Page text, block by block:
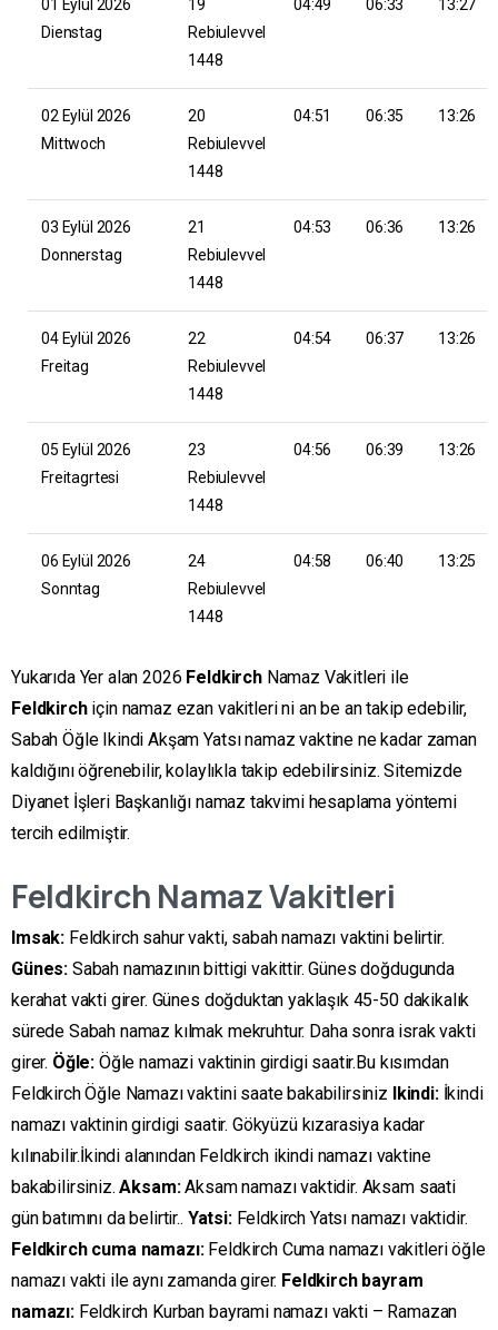
01 Eylül 2026
Dienstag
19
Rebiulevvel
1448
04:49 06:33 13:27
02 Eylül 2026
Mittwoch
20
Rebiulevvel
1448
04:51 06:35 13:26
03 Eylül 2026
Donnerstag
21
Rebiulevvel
1448
04:53 06:36 13:26
04 Eylül 2026
Freitag
22
Rebiulevvel
1448
04:54 06:37 13:26
05 Eylül 2026
Freitagrtesi
23
Rebiulevvel
1448
04:56 06:39 13:26
06 Eylül 2026
Sonntag
24
Rebiulevvel
1448
04:58 06:40 13:25
Yukarıda Yer alan 2026 FeldkirchNamaz Vakitleri ile
Feldkirchiçin namaz ezan vakitleri ni an be an takip edebilir,
Sabah Öğle Ikindi Akşam Yatsı namaz vaktine ne kadar zaman
kaldığını öğrenebilir, kolaylıkla takip edebilirsiniz. Sitemizde
Diyanet İşleri Başkanlığı namaz takvimi hesaplama yöntemi
tercih edilmiştir.
Feldkirch Namaz Vakitleri
Imsak: Feldkirch sahur vakti, sabah namazı vaktini belirtir.
Günes: Sabah namazının bittigi vakittir. Günes doğdugunda
kerahat vakti girer. Günes doğduktan yaklaşık 45-50 dakikalık
sürede Sabah namaz kılmak mekruhtur. Daha sonra israk vakti
girer. Öğle: Öğle namazi vaktinin girdigi saatir.Bu kısımdan
Feldkirch Öğle Namazı vaktini saate bakabilirsiniz Ikindi:İkindi
namazı vaktinin girdigi saatir. Gökyüzü kızarasiya kadar
kılınabilir.İkindi alanından Feldkirch ikindi namazı vaktine
bakabilirsiniz.Aksam:Aksam namazı vaktidir. Aksam saati
gün batımını da belirtir.. Yatsi: Feldkirch Yatsı namazı vaktidir.
Feldkirch cuma namazı:Feldkirch Cuma namazı vakitleri öğle
namazı vakti ile aynı zamanda girer. Feldkirch bayram
namazı:Feldkirch Kurban bayrami namazı vakti – Ramazan